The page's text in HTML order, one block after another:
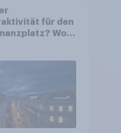
für den
Wo
steht